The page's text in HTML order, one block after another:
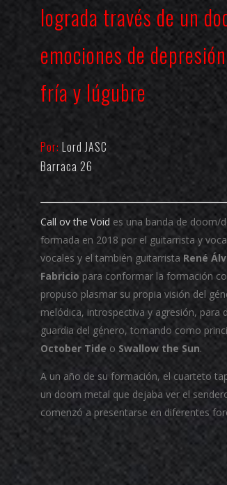
lograda través de un
emociones de
fría y lúgubre
Por: Lord JASC
Barraca 26
Call ov the Void es una banda de doom/
formada en 2018 por el guitarrista y
vocales y el también guitarrista René
Fabricio para conformar la formación
propuso plasmar su propia visión del
melódica, introspectiva y agresión, para
guardia del género, tomando como
October Tide o Swallow the Sun.
A un año de su formación, el cuarteto
un doom metal que dejaba ver el
comenzó a presentarse en diferentes